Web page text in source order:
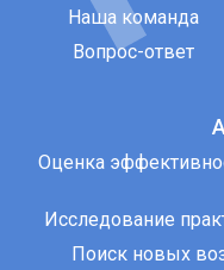
Наша команда
Вопрос-ответ
Оценка
Исследование
Поиск новых